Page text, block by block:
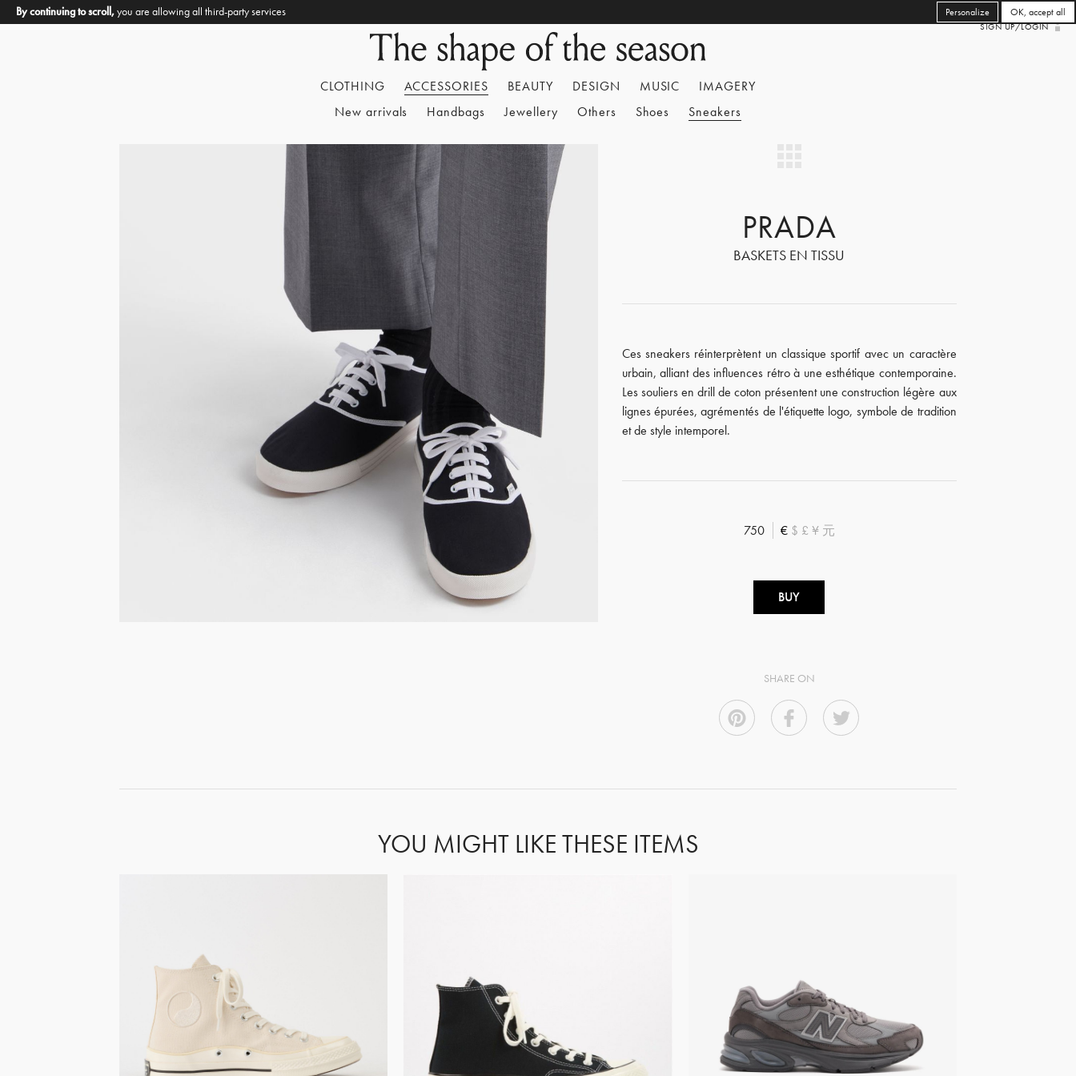
CLOTHING ACCESSORIES BEAUTY DESIGN MUSIC
IMAGERY
New arrivals
Handbags Jewellery Others Shoes Sneakers
SIGN UP/LOGIN
PRADA
BASKETS EN TISSU
Ces sneakers réinterprètent un classique sportif avec un caractère
urbain, alliant des influences rétro à une esthétique contemporaine.
Les souliers en drill de coton présentent une construction légère aux
lignes épurées, agrémentés de l'étiquette logo, symbole de tradition
et de style intemporel.
750 € $ £ ¥ 元
BUY
SHARE ON
YOU MIGHT LIKE THESE ITEMS
By continuing to scroll,you are allowing all third-party services OK, accept all
Personalize